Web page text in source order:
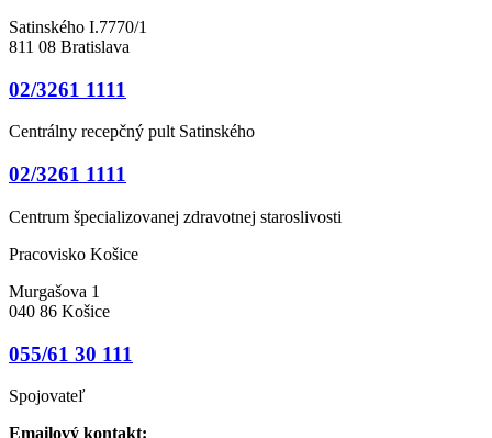
Satinského I.7770/1
811 08 Bratislava
02/3261 1111
Centrálny recepčný pult Satinského
02/3261 1111
Centrum špecializovanej zdravotnej staroslivosti
Pracovisko Košice
Murgašova 1
040 86 Košice
055/61 30 111
Spojovateľ
Emailový kontakt: